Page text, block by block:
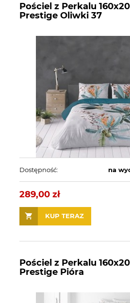
Pościel z Perkalu
Prestige Oliwki 37
Dostępność: na
289,00 zł
KUP TERAZ
Pościel z Perkalu
Prestige Pióra